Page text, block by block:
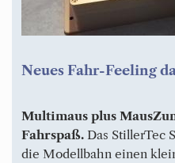
Neues Fahr-Feeling
Multimaus plus
Fahrspaß. Das StillerTec
die Modellbahn einen